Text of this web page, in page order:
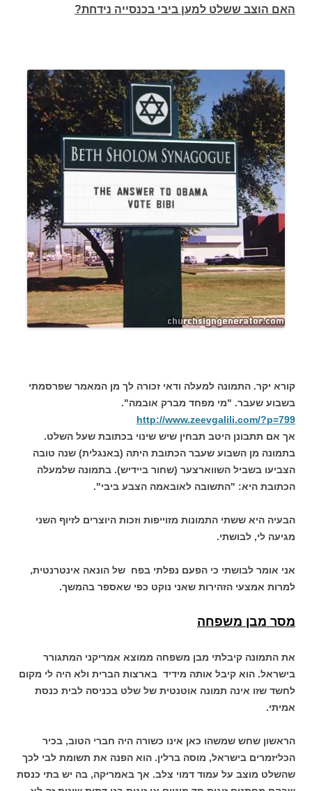
האם הוצב ששלט למען ביבי בכנסייה נידחת?
קורא יקר. התמונה למעלה ודאי זכורה לך מן המאמר שפרסמתי
בשבוע שעבר. "מי מפחד מברק אובמה".
http://www.zeevgalili.com/?p=799
אך אם תתבונן היטב תבחין שיש שינוי בכתובת שעל השלט.
בתמונה מן השבוע שעבר הכתובת היתה (באנגלית) שנה טובה
הצביעו בשביל השווארצער (שחור ביידיש). בתמונה שלמעלה
הכתובת היא: "התשובה לאובאמה הצבע ביבי".
הבעיה היא ששתי התמונות מזוייפות וזכות היוצרים לזיוף השני
מגיעה לי, לבושתי.
אני אומר לבושתי כי הפעם נפלתי בפח של הונאה אינטרנטית,
למרות אמצעי הזהירות שאני נוקט כפי שאספר בהמשך.
מסר מבן משפחה
את התמונה קיבלתי מבן משפחה ממוצא אמריקני המתגורר
בישראל. הוא קיבל אותה מידיד בארצות הברית ולא היה לי מקום
לחשד שזו אינה תמונה אוטנטית של שלט בכניסה לבית כנסת
אמיתי.
הראשון שחש שמשהו כאן אינו כשורה היה חברי הטוב, בכיר
הכליזמרים בישראל, מוסה ברלין. הוא הפנה את תשומת לבי לכך
שהשלט מוצב על עמוד דמוי צלב. אך באמריקה, בה יש בתי כנסת